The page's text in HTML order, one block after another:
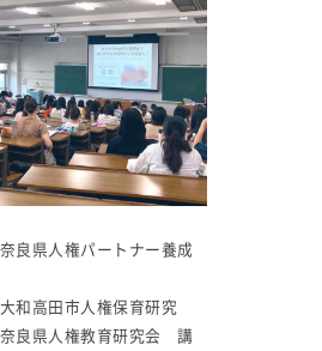
良県人権パートナー養成
和高田市人権保育研究
良県人権教育研究会 講